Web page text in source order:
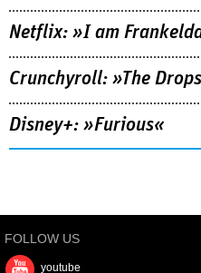
Netflix: »I am
Crunchyroll: »The
Disney+: »Furious«
FOLLOW US
youtube